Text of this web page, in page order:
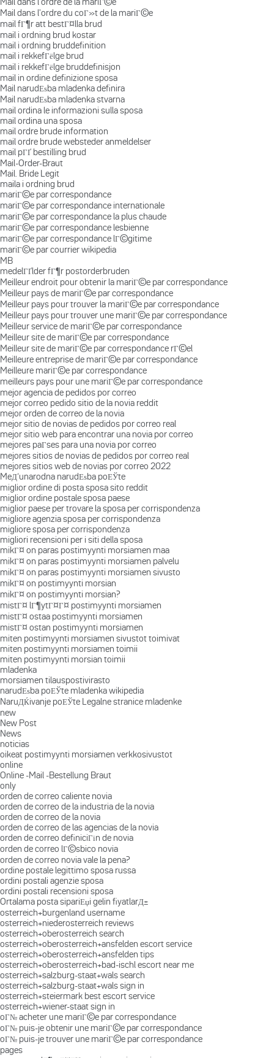
Mail dans l'ordre du coГ»t de la mariГ©e
mail fГ¶r att bestГ¤lla brud
mail i ordning brud kostar
mail i ordning bruddefinition
mail i rekkefГёlge brud
mail i rekkefГёlge bruddefinisjon
mail in ordine definizione sposa
Mail narudЕѕba mladenka definira
Mail narudЕѕba mladenka stvarna
mail ordina le informazioni sulla sposa
mail ordina una sposa
mail ordre brude information
mail ordre brude websteder anmeldelser
mail pГҐ bestilling brud
Mail-Order-Braut
Mail. Bride Legit
maila i ordning brud
mariГ©e par correspondance
mariГ©e par correspondance internationale
mariГ©e par correspondance la plus chaude
mariГ©e par correspondance lesbienne
mariГ©e par correspondance lГ©gitime
mariГ©e par courrier wikipedia
MB
medelГҐlder fГ¶r postorderbruden
Meilleur endroit pour obtenir la mariГ©e par correspondance
Meilleur pays de mariГ©e par correspondance
Meilleur pays pour trouver la mariГ©e par correspondance
Meilleur pays pour trouver une mariГ©e par correspondance
Meilleur service de mariГ©e par correspondance
Meilleur site de mariГ©e par correspondance
Meilleur site de mariГ©e par correspondance rГ©el
Meilleure entreprise de mariГ©e par correspondance
Meilleure mariГ©e par correspondance
meilleurs pays pour une mariГ©e par correspondance
mejor agencia de pedidos por correo
mejor correo pedido sitio de la novia reddit
mejor orden de correo de la novia
mejor sitio de novias de pedidos por correo real
mejor sitio web para encontrar una novia por correo
mejores paГ­ses para una novia por correo
mejores sitios de novias de pedidos por correo real
mejores sitios web de novias por correo 2022
MeД‘unarodna narudЕѕba poЕЎte
miglior ordine di posta sposa sito reddit
miglior ordine postale sposa paese
miglior paese per trovare la sposa per corrispondenza
migliore agenzia sposa per corrispondenza
migliore sposa per corrispondenza
migliori recensioni per i siti della sposa
mikГ¤ on paras postimyynti morsiamen maa
mikГ¤ on paras postimyynti morsiamen palvelu
mikГ¤ on paras postimyynti morsiamen sivusto
mikГ¤ on postimyynti morsian
mikГ¤ on postimyynti morsian?
mistГ¤ lГ¶ytГ¤Г¤ postimyynti morsiamen
mistГ¤ ostaa postimyynti morsiamen
mistГ¤ ostan postimyynti morsiamen
miten postimyynti morsiamen sivustot toimivat
miten postimyynti morsiamen toimii
miten postimyynti morsian toimii
mladenka
morsiamen tilauspostivirasto
narudЕѕba poЕЎte mladenka wikipedia
NaruДЌivanje poЕЎte Legalne stranice mladenke
new
New Post
News
noticias
oikeat postimyynti morsiamen verkkosivustot
online
Online -Mail -Bestellung Braut
only
orden de correo caliente novia
orden de correo de la industria de la novia
orden de correo de la novia
orden de correo de las agencias de la novia
orden de correo definiciГіn de novia
orden de correo lГ©sbico novia
orden de correo novia vale la pena?
ordine postale legittimo sposa russa
ordini postali agenzie sposa
ordini postali recensioni sposa
Ortalama posta sipariЕџi gelin fiyatlarД±
osterreich+burgenland username
osterreich+niederosterreich reviews
osterreich+oberosterreich search
osterreich+oberosterreich+ansfelden escort service
osterreich+oberosterreich+ansfelden tips
osterreich+oberosterreich+bad-ischl escort near me
osterreich+salzburg-staat+wals search
osterreich+salzburg-staat+wals sign in
osterreich+steiermark best escort service
osterreich+wiener-staat sign in
oГ№ acheter une mariГ©e par correspondance
oГ№ puis-je obtenir une mariГ©e par correspondance
oГ№ puis-je trouver une mariГ©e par correspondance
pages